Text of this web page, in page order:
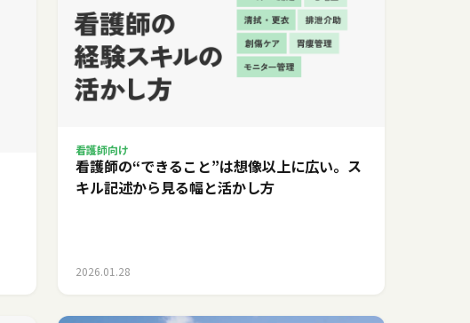
看護師向け
看護師の“できること”は想像以上に広い。ス
キル記述から見る幅と活かし方
2026.01.28